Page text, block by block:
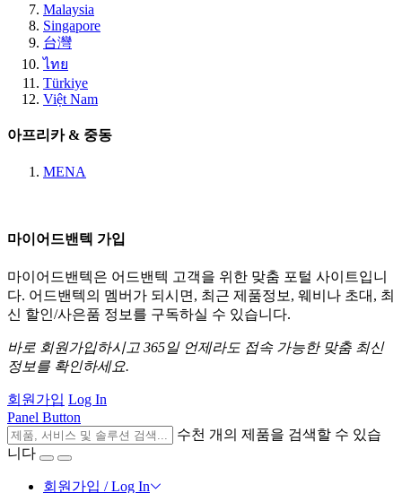
Malaysia
Singapore
台灣
ไทย
Türkiye
Việt Nam
아프리카 & 중동
MENA
마이어드밴텍 가입
마이어드밴텍은 어드밴텍 고객을 위한 맞춤 포털 사이트입니
다. 어드밴텍의 멤버가 되시면, 최근 제품정보, 웨비나 초대, 최
신 할인/사은품 정보를 구독하실 수 있습니다.
바로 회원가입하시고 365일 언제라도 접속 가능한 맞춤 최신
정보를 확인하세요.
회원가입 Log In
Panel Button
수천 개의 제품을 검색할 수 있습
니다
회원가입 / Log In